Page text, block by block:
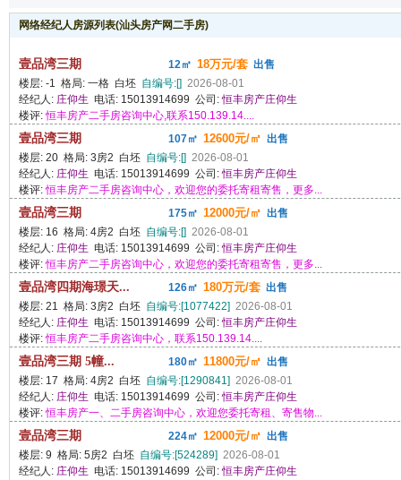
网络经纪人房源列表(汕头房产网二手房)
壹品湾三期 12㎡ 18万元/套 出售
楼层: -1 格局: 一格 白坯 自编号:[] 2026-08-01
经纪人: 庄仰生 电话: 15013914699 公司:恒丰房产庄仰生
楼评:恒丰房产二手房咨询中心,联系150.139.14....
壹品湾三期 107㎡ 12600元/㎡ 出售
楼层: 20 格局: 3房2 白坯 自编号:[] 2026-08-01
经纪人: 庄仰生 电话: 15013914699 公司:恒丰房产庄仰生
楼评:恒丰房产二手房咨询中心，欢迎您的委托寄租寄售，更多...
壹品湾三期 175㎡ 12000元/㎡ 出售
楼层: 16 格局: 4房2 白坯 自编号:[] 2026-08-01
经纪人: 庄仰生 电话: 15013914699 公司:恒丰房产庄仰生
楼评:恒丰房产二手房咨询中心，欢迎您的委托寄租寄售，更多...
壹品湾四期海璟天... 126㎡ 180万元/套 出售
楼层: 21 格局: 3房2 白坯 自编号:[1077422] 2026-08-01
经纪人: 庄仰生 电话: 15013914699 公司:恒丰房产庄仰生
楼评:恒丰房产二手房咨询中心，联系150.139.14....
壹品湾三期 5幢... 180㎡ 11800元/㎡ 出售
楼层: 17 格局: 4房2 白坯 自编号:[1290841] 2026-08-01
经纪人: 庄仰生 电话: 15013914699 公司:恒丰房产庄仰生
楼评:恒丰房产一、二手房咨询中心，欢迎您委托寄租、寄售物...
壹品湾三期 224㎡ 12000元/㎡ 出售
楼层: 9 格局: 5房2 白坯 自编号:[524289] 2026-08-01
经纪人: 庄仰生 电话: 15013914699 公司:恒丰房产庄仰生